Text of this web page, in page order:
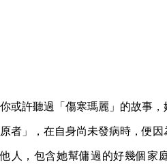
你或許聽過「傷寒瑪麗」的故事
原者」，在自身尚未發病時，便
他人，包含她幫傭過的好幾個家